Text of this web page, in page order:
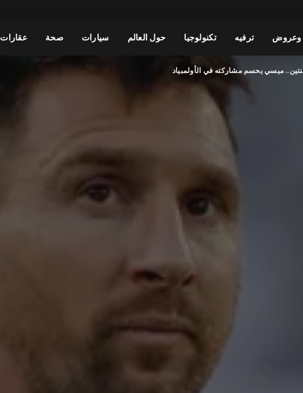
وعروض ترفيه تكنولوجيا حول العالم سيارات صحة عقارات
ميسي يحسم مشاركته في الأولمبياد